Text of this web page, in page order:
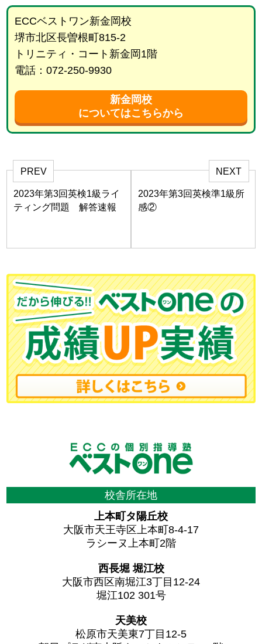
ECCベストワン新金岡校
堺市北区長曽根町815-2
トリニティ・コート新金岡1階
電話：072-250-9930
新金岡校
についてはこちらから
PREV
2023年第3回英検1級ライ
ティング問題 解答速報
NEXT
2023年第3回英検準1級所
感②
校舎所在地
上本町タ陽丘校
大阪市天王寺区上本町8-4-17
ラシーヌ上本町2階
西長堀 堀江校
大阪市西区南堀江3丁目12-24
堀江102 301号
天美校
松原市天美東7丁目12-5